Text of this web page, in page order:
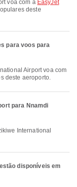
voa com a EasyJet
deste
para voos para
deste aeroporto.
para Nnamdi
disponíveis em